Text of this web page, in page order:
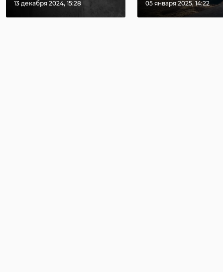
13 декабря 2024, 15:28 05 января 2025, 14:22